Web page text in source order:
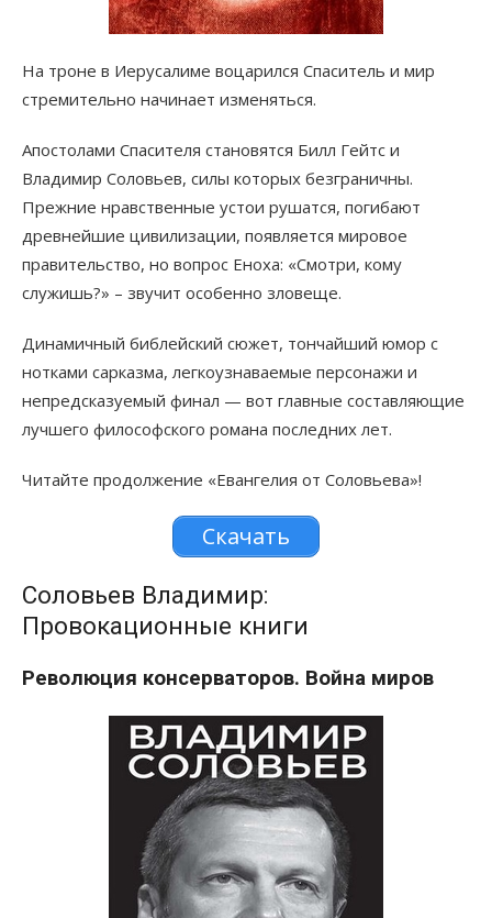
На троне в Иерусалиме воцарился Спаситель и мир
стремительно начинает изменяться.
Апостолами Спасителя становятся Билл Гейтс и
Владимир Соловьев, силы которых безграничны.
Прежние нравственные устои рушатся, погибают
древнейшие цивилизации, появляется мировое
правительство, но вопрос Еноха: «Смотри, кому
служишь?» – звучит особенно зловеще.
Динамичный библейский сюжет, тончайший юмор с
нотками сарказма, легкоузнаваемые персонажи и
непредсказуемый финал — вот главные составляющие
лучшего философского романа последних лет.
Читайте продолжение «Евангелия от Соловьева»!
Скачать
Соловьев Владимир:
Провокационные книги
Революция консерваторов. Война миров